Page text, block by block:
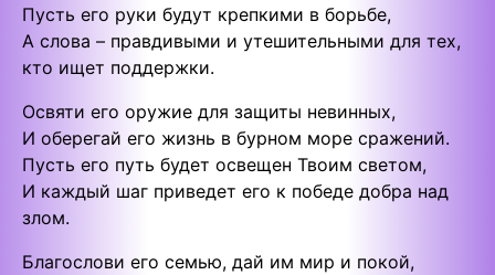
Пусть его руки будут крепкими в борьбе,
А слова – правдивыми и утешительными для тех,
кто ищет поддержки.
Освяти его оружие для защиты невинных,
И оберегай его жизнь в бурном море сражений.
Пусть его путь будет освещен Твоим светом,
И каждый шаг приведет его к победе добра над
злом.
Благослови его семью, дай им мир и покой,